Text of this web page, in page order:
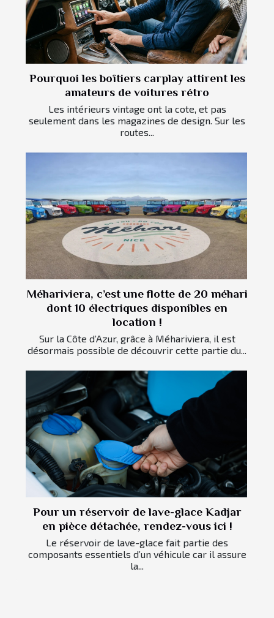
Pourquoi les boîtiers carplay attirent les
amateurs de voitures rétro
Les intérieurs vintage ont la cote, et pas
seulement dans les magazines de design. Sur les
routes...
Méhariviera, c’est une flotte de 20 méhari
dont 10 électriques disponibles en
location !
Sur la Côte d’Azur, grâce à Méhariviera, il est
désormais possible de découvrir cette partie du...
Pour un réservoir de lave-glace Kadjar
en pièce détachée, rendez-vous ici !
Le réservoir de lave-glace fait partie des
composants essentiels d’un véhicule car il assure
la...